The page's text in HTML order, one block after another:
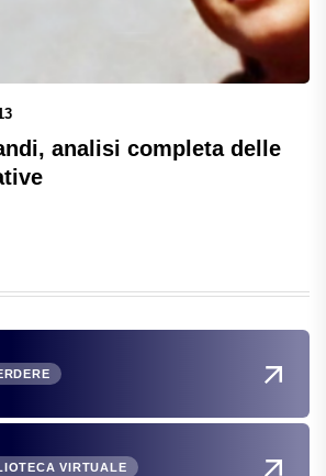
analisi completa delle
VIRTUALE